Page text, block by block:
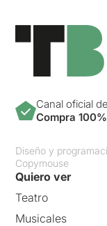
Canal oficial
Compra
Diseño y
Copymouse
Quiero ver
Teatro
Musicales